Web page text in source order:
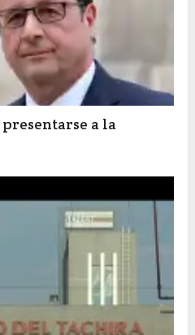
a la